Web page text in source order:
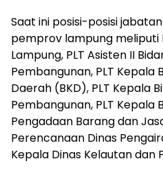
Saat ini posisi-posisi
pemprov lampung meliputi
Lampung, PLT Asisten II
Pembangunan, PLT Kepala
Daerah (BKD), PLT Kepala
Pembangunan, PLT Kepala
Pengadaan Barang dan
Perencanaan Dinas
Kepala Dinas Kelautan dan